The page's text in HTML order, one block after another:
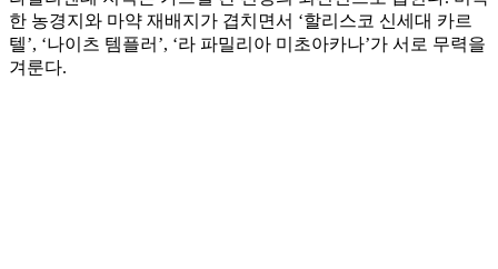
한 농경지와 마약 재배지가 겹치면서 ‘할리스코 신세대 카르
텔’, ‘나이츠 템플러’, ‘라 파밀리아 미초아카나’가 서로 무력을
겨룬다.